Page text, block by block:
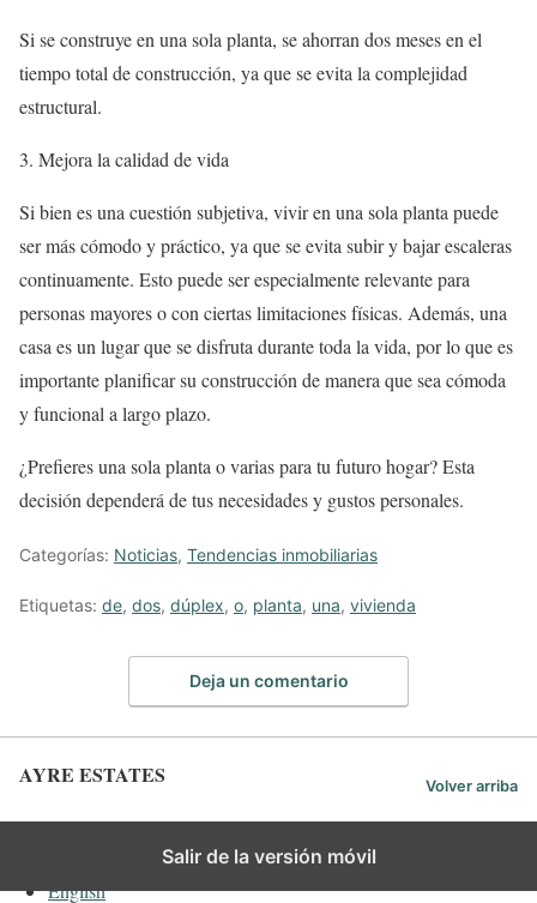
Si se construye en una sola planta, se ahorran dos meses en el
tiempo total de construcción, ya que se evita la complejidad
estructural.
3. Mejora la calidad de vida
Si bien es una cuestión subjetiva, vivir en una sola planta puede
ser más cómodo y práctico, ya que se evita subir y bajar escaleras
continuamente. Esto puede ser especialmente relevante para
personas mayores o con ciertas limitaciones físicas. Además, una
casa es un lugar que se disfruta durante toda la vida, por lo que es
importante planificar su construcción de manera que sea cómoda
y funcional a largo plazo.
¿Prefieres una sola planta o varias para tu futuro hogar? Esta
decisión dependerá de tus necesidades y gustos personales.
Categorías: Noticias, Tendencias inmobiliarias
Etiquetas: de, dos, dúplex, o, planta, una, vivienda
Deja un comentario
AYRE ESTATES Volver arriba
Salir de la versión móvil
English